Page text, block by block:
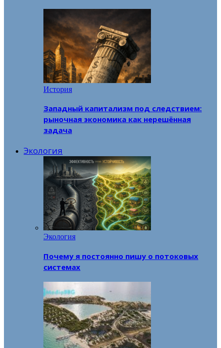
История
Западный капитализм под следствием:
рыночная экономика как нерешённая
задача
Экология
Экология
Почему я постоянно пишу о потоковых
системах